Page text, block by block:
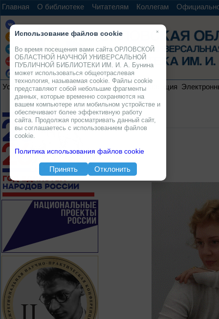
Главная О библиотеке Читателям Коллегам
Услуги Ресурсы Проекты Электронная коллекция
×
Использование файлов cookie
Во время посещения вами сайта ОРЛОВСКОЙ
ОБЛАСТНОЙ НАУЧНОЙ УНИВЕРСАЛЬНОЙ
ПУБЛИЧНОЙ БИБЛИОТЕКИ ИМ. И. А. Бунина
может использоваться общеотраслевая
технология, называемая cookie. Файлы cookie
представляют собой небольшие фрагменты
данных, которые временно сохраняются на
вашем компьютере или мобильном устройстве и
обеспечивают более эффективную работу
сайта. Продолжая просматривать данный сайт,
вы соглашаетесь с использованием файлов
cookie.
Политика использования файлов cookie
Принять Отклонить